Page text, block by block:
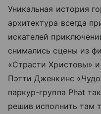
Уникальная история
архитектура всегда
искателей
снимались сцены из
«Страсти Христовы»
Пэтти Дженкинс
паркур-группа Phat
решив исполнить там